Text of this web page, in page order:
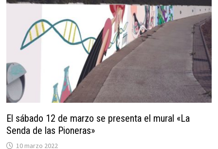
El sábado 12 de marzo se presenta el mural «La
Senda de las Pioneras»
10 marzo 2022